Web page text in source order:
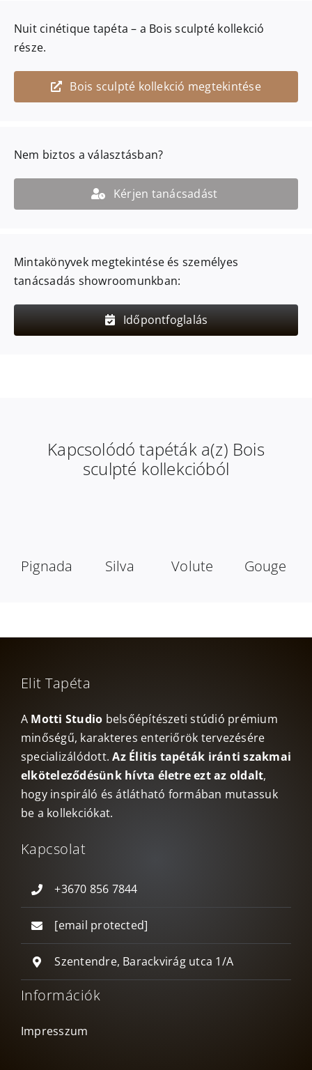
Nuit cinétique tapéta – a Bois sculpté kollekció
része.
Bois sculpté kollekció megtekintése
Nem biztos a választásban?
Kérjen tanácsadást
Mintakönyvek megtekintése és személyes
tanácsadás showroomunkban:
Időpontfoglalás
Kapcsolódó tapéták a(z) Bois
sculpté kollekcióból
Pignada Silva Volute Gouge
Elit Tapéta
A Motti Studio belsőépítészeti stúdió prémium
minőségű, karakteres enteriőrök tervezésére
specializálódott.Az Élitis tapéták iránti szakmai
elköteleződésünk hívta életre ezt az oldalt,
hogy inspiráló és átlátható formában mutassuk
be a kollekciókat.
Kapcsolat
+3670 856 7844
[email protected]
Szentendre, Barackvirág utca 1/A
Információk
Impresszum